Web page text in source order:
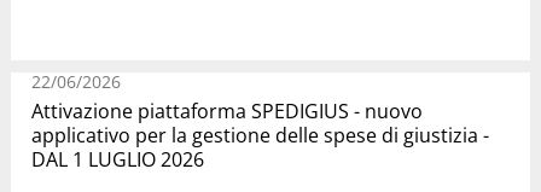
22/06/2026
Attivazione piattaforma SPEDIGIUS - nuovo
applicativo per la gestione delle spese di giustizia -
DAL 1 LUGLIO 2026